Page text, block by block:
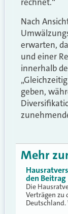
Nach
erwarten,
und einer
innerhalb
geben,
Mehr
den Beitrag
Die
Verträgen zu